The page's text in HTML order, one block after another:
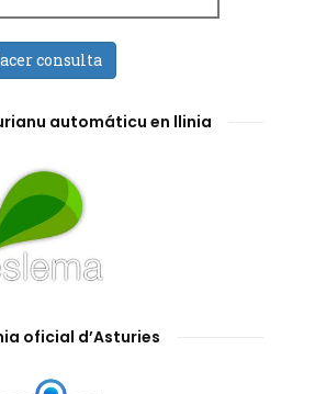
consulta
automáticu en llinia
oficial d’Asturies